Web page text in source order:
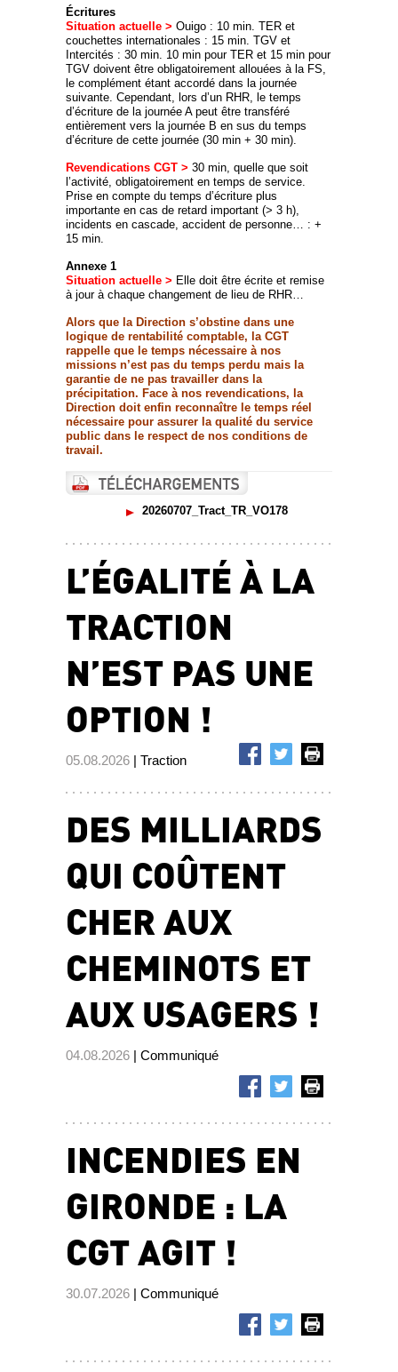
Écritures
Situation actuelle > Ouigo : 10 min. TER et
couchettes internationales : 15 min. TGV et
Intercités : 30 min. 10 min pour TER et 15 min pour
TGV doivent être obligatoirement allouées à la FS,
le complément étant accordé dans la journée
suivante. Cependant, lors d’un RHR, le temps
d’écriture de la journée A peut être transféré
entièrement vers la journée B en sus du temps
d’écriture de cette journée (30 min + 30 min).
Revendications CGT > 30 min, quelle que soit
l’activité, obligatoirement en temps de service.
Prise en compte du temps d’écriture plus
importante en cas de retard important (> 3 h),
incidents en cascade, accident de personne… : +
15 min.
Annexe 1
Situation actuelle > Elle doit être écrite et remise
à jour à chaque changement de lieu de RHR…
Alors que la Direction s’obstine dans une
logique de rentabilité comptable, la CGT
rappelle que le temps nécessaire à nos
missions n’est pas du temps perdu mais la
garantie de ne pas travailler dans la
précipitation. Face à nos revendications, la
Direction doit enfin reconnaître le temps réel
nécessaire pour assurer la qualité du service
public dans le respect de nos conditions de
travail.
20260707_Tract_TR_VO178
L’ÉGALITÉ À LA
TRACTION
N’EST PAS UNE
OPTION !
05.08.2026 | Traction
DES MILLIARDS
QUI COÛTENT
CHER AUX
CHEMINOTS ET
AUX USAGERS !
04.08.2026 | Communiqué
INCENDIES EN
GIRONDE : LA
CGT AGIT !
30.07.2026 | Communiqué